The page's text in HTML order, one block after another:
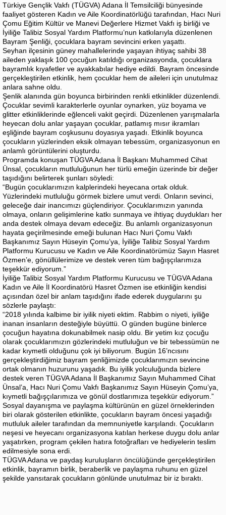
Türkiye Gençlik Vakfı (TÜGVA) Adana İl Temsilciliği bünyesinde
faaliyet gösteren Kadın ve Aile Koordinatörlüğü tarafından, Hacı Nuri
Çomu Eğitim Kültür ve Manevi Değerlere Hizmet Vakfı iş birliği ve
İyiliğe Talibiz Sosyal Yardım Platformu’nun katkılarıyla düzenlenen
Bayram Şenliği, çocuklara bayram sevincini erken yaşattı.
Seyhan ilçesinin güney mahallelerinde yaşayan ihtiyaç sahibi 38
aileden yaklaşık 100 çocuğun katıldığı organizasyonda, çocuklara
bayramlık kıyafetler ve ayakkabılar hediye edildi. Bayram öncesinde
gerçekleştirilen etkinlik, hem çocuklar hem de aileleri için unutulmaz
anlara sahne oldu.
Şenlik alanında gün boyunca birbirinden renkli etkinlikler düzenlendi.
Çocuklar sevimli karakterlerle oyunlar oynarken, yüz boyama ve
glitter etkinliklerinde eğlenceli vakit geçirdi. Düzenlenen yarışmalarla
heyecan dolu anlar yaşayan çocuklar, patlamış mısır ikramları
eşliğinde bayram coşkusunu doyasıya yaşadı. Etkinlik boyunca
çocukların yüzlerinden eksik olmayan tebessüm, organizasyonun en
anlamlı görüntülerini oluşturdu.
Programda konuşan TÜGVA Adana İl Başkanı Muhammed Cihat
Ünsal, çocukların mutluluğunun her türlü emeğin üzerinde bir değer
taşıdığını belirterek şunları söyledi:
“Bugün çocuklarımızın kalplerindeki heyecana ortak olduk.
Yüzlerindeki mutluluğu görmek bizlere umut verdi. Onların sevinci,
geleceğe dair inancımızı güçlendiriyor. Çocuklarımızın yanında
olmaya, onların gelişimlerine katkı sunmaya ve ihtiyaç duydukları her
anda destek olmaya devam edeceğiz. Bu anlamlı organizasyonun
hayata geçirilmesinde emeği bulunan Hacı Nuri Çomu Vakfı
Başkanımız Sayın Hüseyin Çomu’ya, İyiliğe Talibiz Sosyal Yardım
Platformu Kurucusu ve Kadın ve Aile Koordinatörümüz Sayın Hasret
Özmen’e, gönüllülerimize ve destek veren tüm bağışçılarımıza
teşekkür ediyorum.”
İyiliğe Talibiz Sosyal Yardım Platformu Kurucusu ve TÜGVA Adana
Kadın ve Aile İl Koordinatörü Hasret Özmen ise etkinliğin kendisi
açısından özel bir anlam taşıdığını ifade ederek duygularını şu
sözlerle paylaştı:
“2018 yılında kalbime bir iyilik niyeti ektim. Rabbim o niyeti, iyiliğe
inanan insanların desteğiyle büyüttü. O günden bugüne binlerce
çocuğun hayatına dokunabilmek nasip oldu. Bir yetim kız çocuğu
olarak çocuklarımızın gözlerindeki mutluluğun ve bir tebessümün ne
kadar kıymetli olduğunu çok iyi biliyorum. Bugün 16’ncısını
gerçekleştirdiğimiz bayram şenliğimizde çocuklarımızın sevincine
ortak olmanın huzurunu yaşadık. Bu iyilik yolculuğunda bizlere
destek veren TÜGVA Adana İl Başkanımız Sayın Muhammed Cihat
Ünsal’a, Hacı Nuri Çomu Vakfı Başkanımız Sayın Hüseyin Çomu’ya,
kıymetli bağışçılarımıza ve gönül dostlarımıza teşekkür ediyorum.”
Sosyal dayanışma ve paylaşma kültürünün en güzel örneklerinden
biri olarak gösterilen etkinlikte, çocukların bayram öncesi yaşadığı
mutluluk aileler tarafından da memnuniyetle karşılandı. Çocukların
neşesi ve heyecanı organizasyona katılan herkese duygu dolu anlar
yaşatırken, program çekilen hatıra fotoğrafları ve hediyelerin teslim
edilmesiyle sona erdi.
TÜGVA Adana ve paydaş kuruluşların öncülüğünde gerçekleştirilen
etkinlik, bayramın birlik, beraberlik ve paylaşma ruhunu en güzel
şekilde yansıtarak çocukların gönlünde unutulmaz bir iz bıraktı.